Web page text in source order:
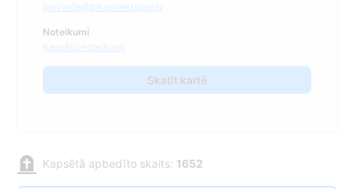
parvalde@bikerniekupag.lv
Noteikumi
Kapsētu noteikumi
Skatīt kartē
Kapsētā apbedīto skaits: 1652